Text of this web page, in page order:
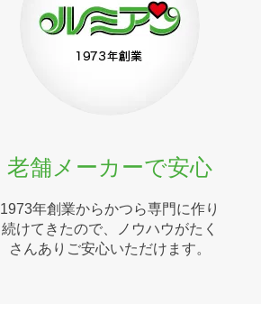
老舗メーカーで安心
1973年創業からかつら専門に作り
続けてきたので、ノウハウがたく
さんありご安心いただけます。